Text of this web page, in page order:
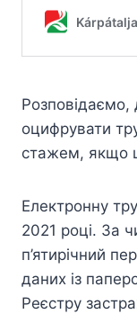
оцифрувати
стажем, якщо
Електронну
2021 році. За
п’ятирічний
даних із
Реєстру